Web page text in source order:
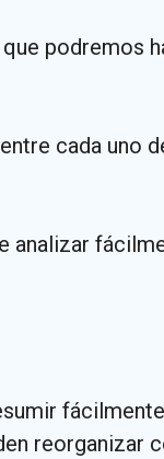
podremos
cada uno
analizar
reorganizar